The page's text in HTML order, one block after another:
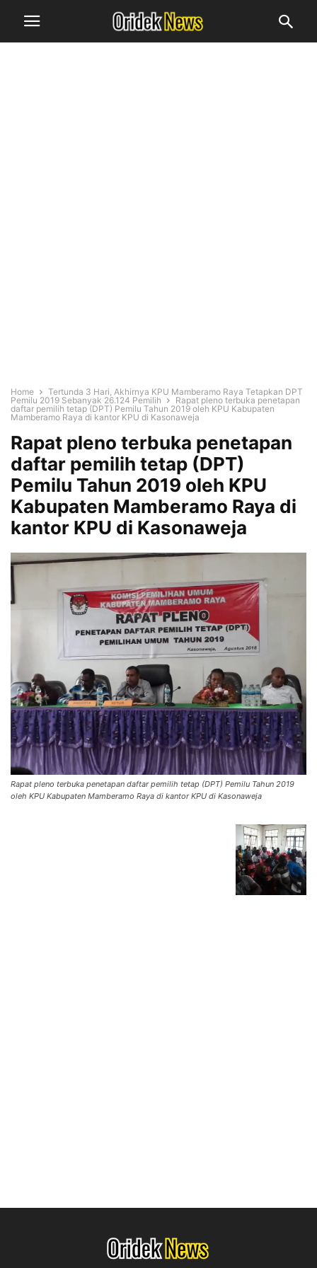
Home
Tertunda 3 Hari, Akhirnya KPU Mamberamo Raya Tetapkan DPT
Pemilu 2019 Sebanyak 26.124 Pemilih
Rapat pleno terbuka penetapan
daftar pemilih tetap (DPT) Pemilu Tahun 2019 oleh KPU Kabupaten
Mamberamo Raya di kantor KPU di Kasonaweja
Rapat pleno terbuka penetapan
daftar pemilih tetap (DPT)
Pemilu Tahun 2019 oleh KPU
Kabupaten Mamberamo Raya di
kantor KPU di Kasonaweja
Rapat pleno terbuka penetapan daftar pemilih tetap (DPT) Pemilu Tahun 2019
oleh KPU Kabupaten Mamberamo Raya di kantor KPU di Kasonaweja